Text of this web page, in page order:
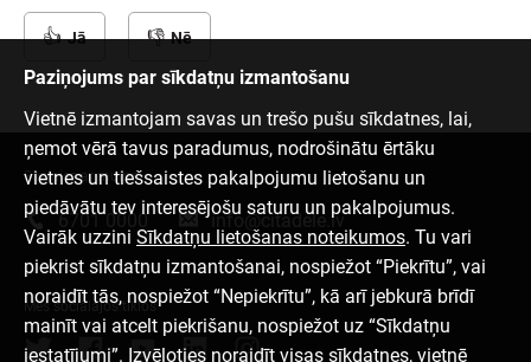
Jā Nē
Paziņojums par sīkdatņu izmantošanu
Vietnē izmantojam savas un trešo pušu sīkdatnes, lai,
ņemot vērā tavus paradumus, nodrošinātu ērtāku
vietnes un tiešsaistes pakalpojumu lietošanu un
piedāvātu tev interesējošu saturu un pakalpojumus.
Vairāk uzzini Sīkdatņu lietošanas noteikumos. Tu vari
piekrist sīkdatņu izmantošanai, nospiežot “Piekrītu”, vai
noraidīt tās, nospiežot “Nepiekrītu”, kā arī jebkurā brīdī
mainīt vai atcelt piekrišanu, nospiežot uz “Sīkdatņu
iestatījumi”. Izvēloties noraidīt visas sīkdatnes, vietnē
Sazinies ar mums
6701 0000 info@citadele.lv
Mēs sociālajos tīklos